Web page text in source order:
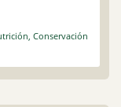
, Conservación